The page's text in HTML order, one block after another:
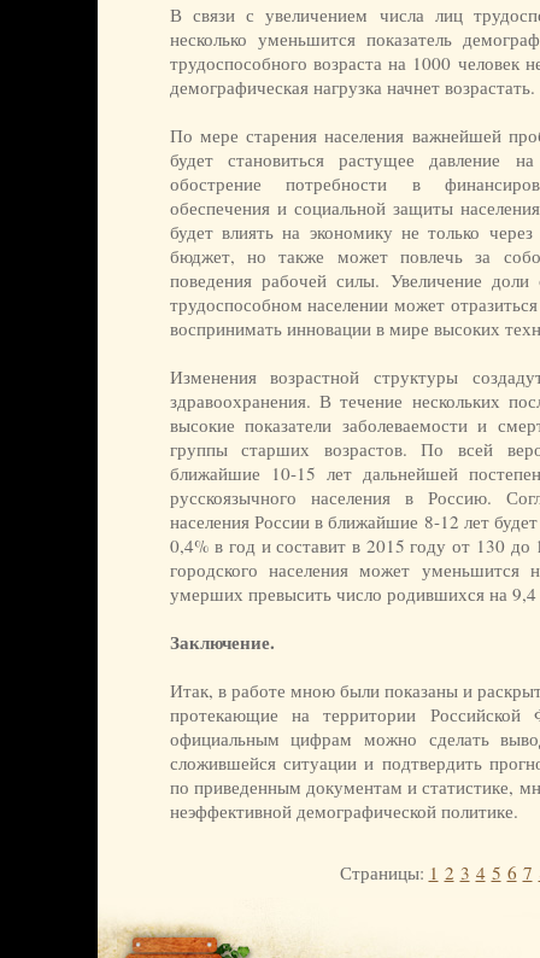
В связи с увеличением числа лиц
несколько уменьшится показатель
трудоспособного возраста на 1000 человек
демографическая нагрузка начнет возрастать.
По мере старения населения важнейшей
будет становиться растущее давление
обострение потребности в
обеспечения и социальной защиты
будет влиять на экономику не только
бюджет, но также может повлечь за
поведения рабочей силы. Увеличение
трудоспособном населении может
воспринимать инновации в мире высоких
Изменения возрастной структуры
здравоохранения. В течение нескольких
высокие показатели заболеваемости и
группы старших возрастов. По всей
ближайшие 10-15 лет дальнейшей
русскоязычного населения в Россию.
населения России в ближайшие 8-12 лет
0,4% в год и составит в 2015 году от 130 до
городского населения может
умерших превысить число родившихся на 9,4
Заключение.
Итак, в работе мною были показаны и
протекающие на территории
официальным цифрам можно сделать
сложившейся ситуации и подтвердить
по приведенным документам и статистике,
неэффективной демографической политике.
Страницы: 1 2 3 4 5 6 7